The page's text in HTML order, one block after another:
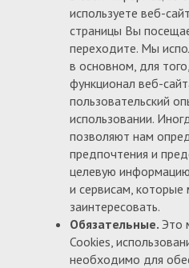
используете веб-
страницы Вы
переходите. Мы
в основном, для
функционал веб-
пользовательский
использовании.
позволяют нам
предпочтения и
целевую
и сервисам, которые
заинтересовать.
Обязательные. Это
Cookies,
необходимо для